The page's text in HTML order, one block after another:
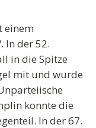
einem
In der 52.
in die Spitze
mit und wurde
konnte die
In der 67.